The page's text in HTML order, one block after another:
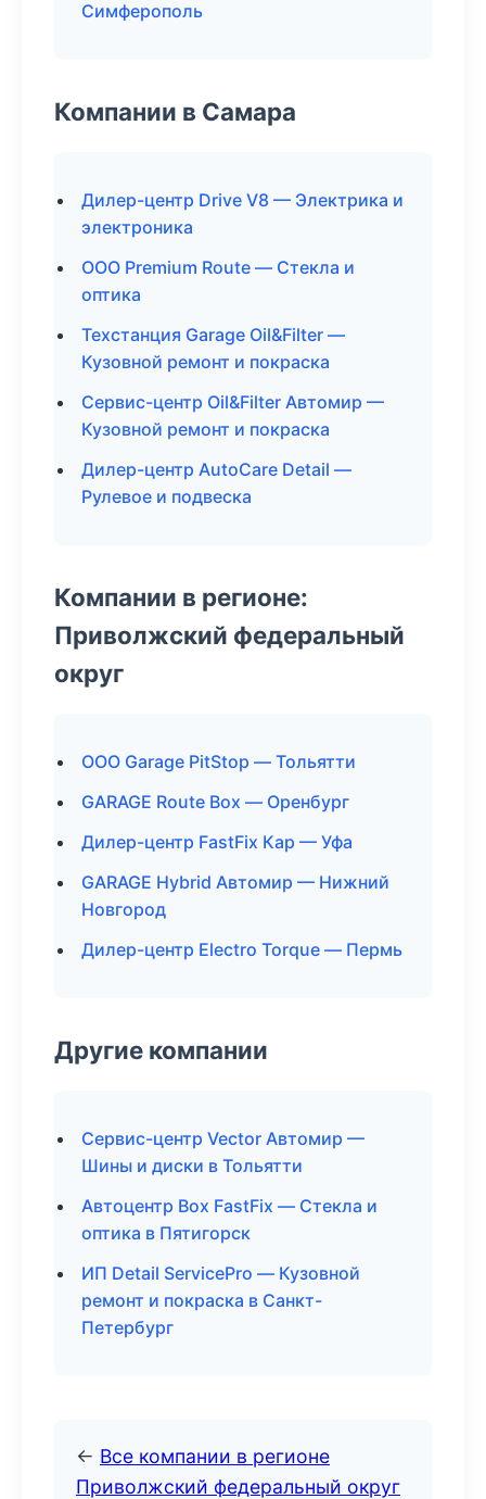
Симферополь
Компании в Самара
Дилер-центр Drive V8 — Электрика и
электроника
ООО Premium Route — Стекла и
оптика
Техстанция Garage Oil&Filter —
Кузовной ремонт и покраска
Сервис-центр Oil&Filter Автомир —
Кузовной ремонт и покраска
Дилер-центр AutoCare Detail —
Рулевое и подвеска
Компании в регионе:
Приволжский федеральный
округ
ООО Garage PitStop — Тольятти
GARAGE Route Box — Оренбург
Дилер-центр FastFix Кар — Уфа
GARAGE Hybrid Автомир — Нижний
Новгород
Дилер-центр Electro Torque — Пермь
Другие компании
Сервис-центр Vector Автомир —
Шины и диски в Тольятти
Автоцентр Box FastFix — Стекла и
оптика в Пятигорск
ИП Detail ServicePro — Кузовной
ремонт и покраска в Санкт-
Петербург
← Все компании в регионе
Приволжский федеральный округ